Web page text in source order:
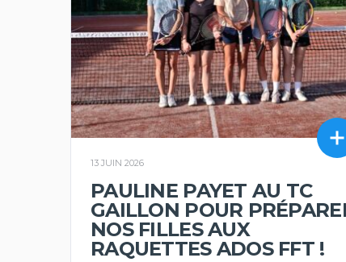
13 JUIN 2026
PAULINE PAYET AU TC
GAILLON POUR
NOS FILLES AUX
RAQUETTES ADOS FFT !